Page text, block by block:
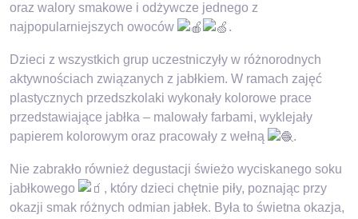
oraz walory smakowe i odżywcze jednego z
najpopularniejszych owoców
.
Dzieci z wszystkich grup uczestniczyły w różnorodnych
aktywnościach związanych z jabłkiem. W ramach zajęć
plastycznych przedszkolaki wykonały kolorowe prace
przedstawiające jabłka – malowały farbami, wyklejały
papierem kolorowym oraz pracowały z wełną
.
Nie zabrakło również degustacji świeżo wyciskanego soku
jabłkowego
, który dzieci chętnie piły, poznając przy
okazji smak różnych odmian jabłek. Była to świetna okazja,